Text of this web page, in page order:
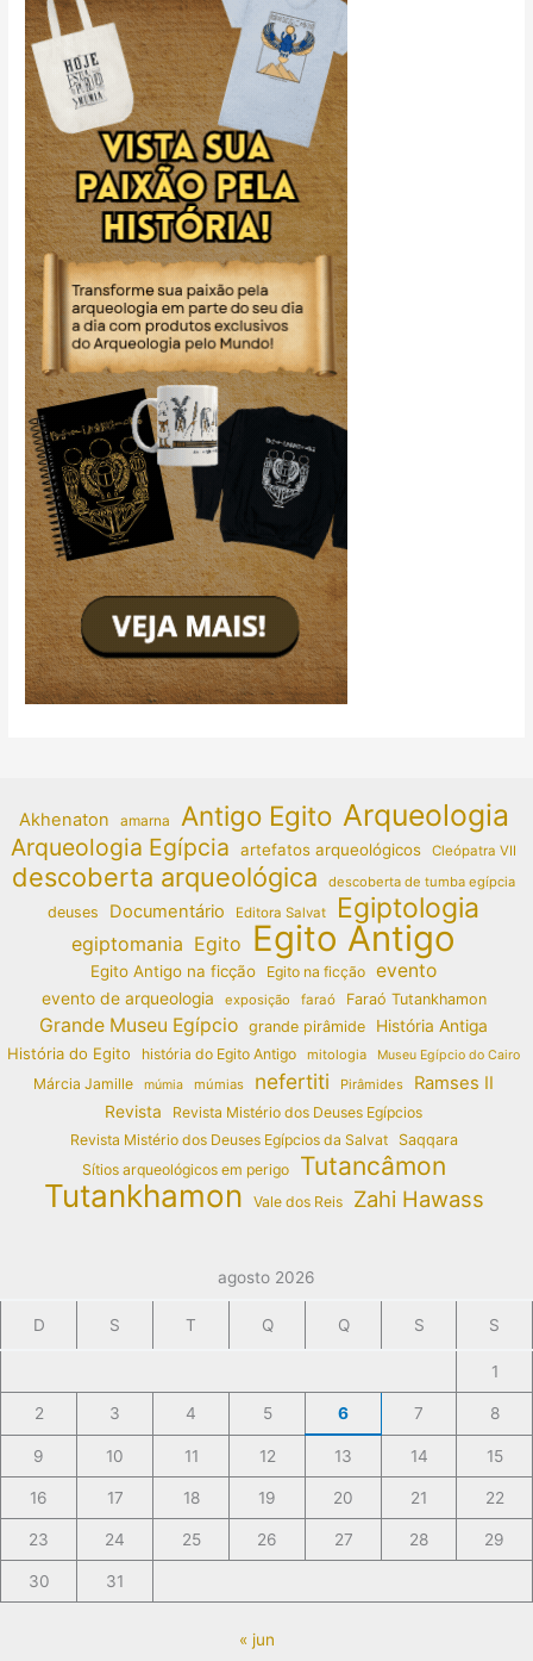
Akhenaton amarna Antigo Egito Arqueologia
Arqueologia Egípcia artefatos arqueológicos Cleópatra VII
descoberta arqueológica descoberta de tumba egípcia
deuses Documentário Editora Salvat Egiptologia
egiptomania Egito Egito Antigo
Egito Antigo na ficção Egito na ficção evento
evento de arqueologia exposição faraó Faraó Tutankhamon
Grande Museu Egípcio grande pirâmide
História Antiga
História do Egito
história do Egito Antigo mitologia Museu Egípcio do Cairo
Márcia Jamille múmia múmias nefertiti Pirâmides Ramses II
Revista
Revista Mistério dos Deuses Egípcios
Revista Mistério dos Deuses Egípcios da Salvat
Saqqara
Sítios arqueológicos em perigo
Tutancâmon
Tutankhamon Vale dos Reis Zahi Hawass
agosto 2026
D S T Q Q S S
1
2 3 4 5 6 7 8
9 10 11 12 13 14 15
16 17 18 19 20 21 22
23 24 25 26 27 28 29
30 31
« jun